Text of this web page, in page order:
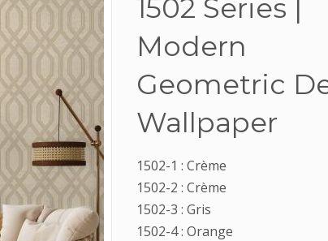
1502 Series |
Modern
Geometric
Wallpaper
1502-1 : Crème
1502-2 : Crème
1502-3 : Gris
1502-4 : Orange